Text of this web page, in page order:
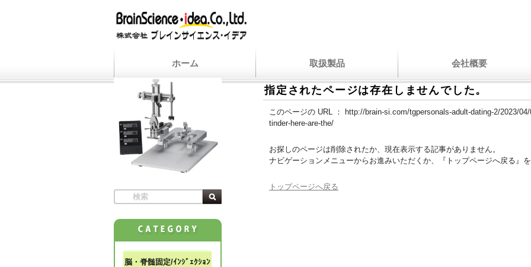
ホーム 取扱製品 会社概要
指定されたページは存在しませんでした。
このページの URL ：
http://brain-si.com/tgpersonals-adult-dating-2/2023/
tinder-here-are-the/
お探しのページは削除されたか、現在表示する記事がありません。
ナビゲーションメニューからお進みいただくか、『トップページへ戻る』を
トップページへ戻る
脳・脊髄固定/ｲﾝｼﾞｪｸｼｮﾝ